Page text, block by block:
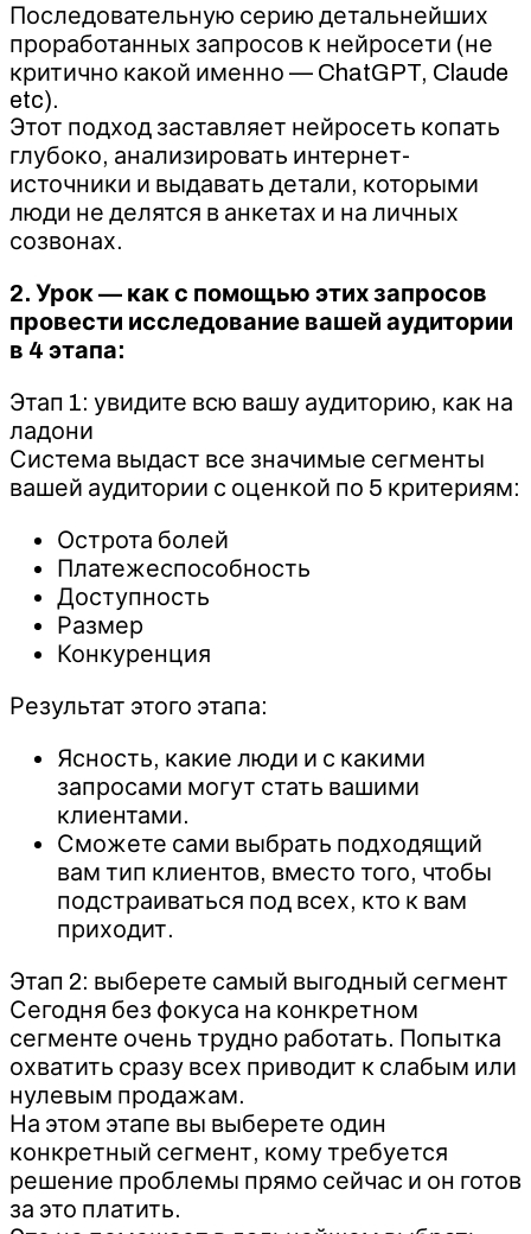
Последовательную серию детальнейших
проработанных запросов к нейросети (не
критично какой именно — ChatGPT, Claude
etc).
Этот подход заставляет нейросеть копать
глубоко, анализировать интернет-
источники и выдавать детали, которыми
люди не делятся в анкетах и на личных
созвонах.
2. Урок — как с помощью этих запросов
провести исследование вашей аудитории
в 4 этапа:
Этап 1: увидите всю вашу аудиторию, как на
ладони
Система выдаст все значимые сегменты
вашей аудитории с оценкой по 5 критериям:
Острота болей
Платежеспособность
Доступность
Размер
Конкуренция
Результат этого этапа:
Ясность, какие люди и с какими
запросами могут стать вашими
клиентами.
Сможете сами выбрать подходящий
вам тип клиентов, вместо того, чтобы
подстраиваться под всех, кто к вам
приходит.
Этап 2: выберете самый выгодный сегмент
Сегодня без фокуса на конкретном
сегменте очень трудно работать. Попытка
охватить сразу всех приводит к слабым или
нулевым продажам.
На этом этапе вы выберете один
конкретный сегмент, кому требуется
решение проблемы прямо сейчас и он готов
за это платить.